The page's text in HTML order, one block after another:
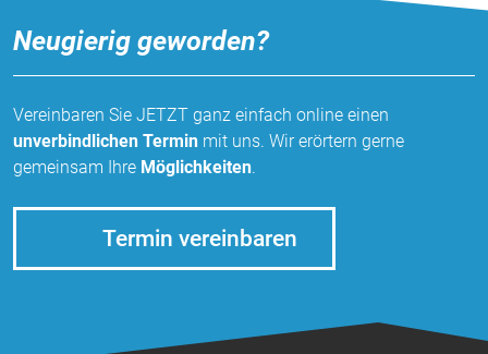
Neugierig geworden?
Vereinbaren Sie JETZT ganz einfach online einen
unverbindlichen Termin mit uns. Wir erörtern gerne
gemeinsam Ihre Möglichkeiten.
Termin vereinbaren